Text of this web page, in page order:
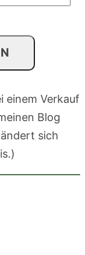
einem Verkauf
Blog
sich